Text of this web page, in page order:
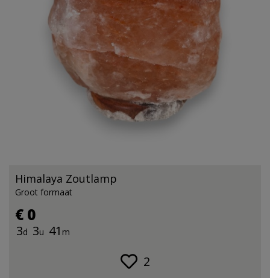
Himalaya Zoutlamp
Groot formaat
€ 0
3d 3u 41 m
2